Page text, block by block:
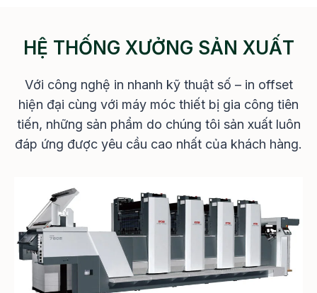
HỆ THỐNG XƯỞNG SẢN XUẤT
Với công nghệ in nhanh kỹ thuật số – in offset
hiện đại cùng với máy móc thiết bị gia công tiên
tiến, những sản phẩm do chúng tôi sản xuất luôn
đáp ứng được yêu cầu cao nhất của khách hàng.